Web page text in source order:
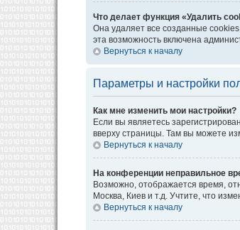
Что делает функция «Удалить
Она удаляет все созданные
эта возможность включена
Вернуться к началу
Параметры и настройки
Как мне изменить мои настройки?
Если вы являетесь
вверху страницы. Там вы можете
Вернуться к началу
На конференции неправильное
Возможно, отображается время,
Москва, Киев и т.д. Учтите, что
Вернуться к началу